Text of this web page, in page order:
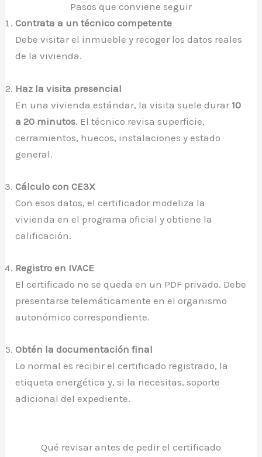
Pasos que conviene seguir
Contrata a un técnico competente
Debe visitar el inmueble y recoger los datos reales
de la vivienda.
Haz la visita presencial
En una vivienda estándar, la visita suele durar 10
a 20 minutos. El técnico revisa superficie,
cerramientos, huecos, instalaciones y estado
general.
Cálculo con CE3X
Con esos datos, el certificador modeliza la
vivienda en el programa oficial y obtiene la
calificación.
Registro en IVACE
El certificado no se queda en un PDF privado. Debe
presentarse telemáticamente en el organismo
autonómico correspondiente.
Obtén la documentación final
Lo normal es recibir el certificado registrado, la
etiqueta energética y, si la necesitas, soporte
adicional del expediente.
Qué revisar antes de pedir el certificado